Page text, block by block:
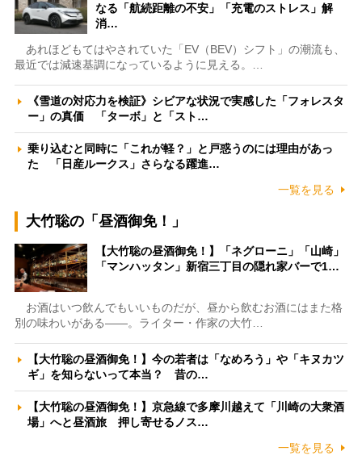
なる「航続距離の不安」「充電のストレス」解
消…
あれほどもてはやされていた「EV（BEV）シフト」の潮流も、
最近では減速基調になっているように見える。…
《雪道の対応力を検証》シビアな状況で実感した「フォレスタ
ー」の真価 「ターボ」と「スト…
乗り込むと同時に「これが軽？」と戸惑うのには理由があっ
た 「日産ルークス」さらなる躍進…
一覧を見る
大竹聡の「昼酒御免！」
【大竹聡の昼酒御免！】「ネグローニ」「山崎」
「マンハッタン」新宿三丁目の隠れ家バーで1…
お酒はいつ飲んでもいいものだが、昼から飲むお酒にはまた格
別の味わいがある――。ライター・作家の大竹…
【大竹聡の昼酒御免！】今の若者は「なめろう」や「キヌカツ
ギ」を知らないって本当？ 昔の…
【大竹聡の昼酒御免！】京急線で多摩川越えて「川崎の大衆酒
場」へと昼酒旅 押し寄せるノス…
一覧を見る